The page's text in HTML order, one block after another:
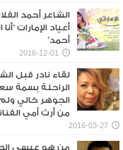
الشاعر أحمد
أعياد الإمارات
أحمد”
2016-12-01
لقاء نادر قبل
الراحلة بسمة
الجوهر خالي
من أرث أمي
2016-03-27
من هو عيسى